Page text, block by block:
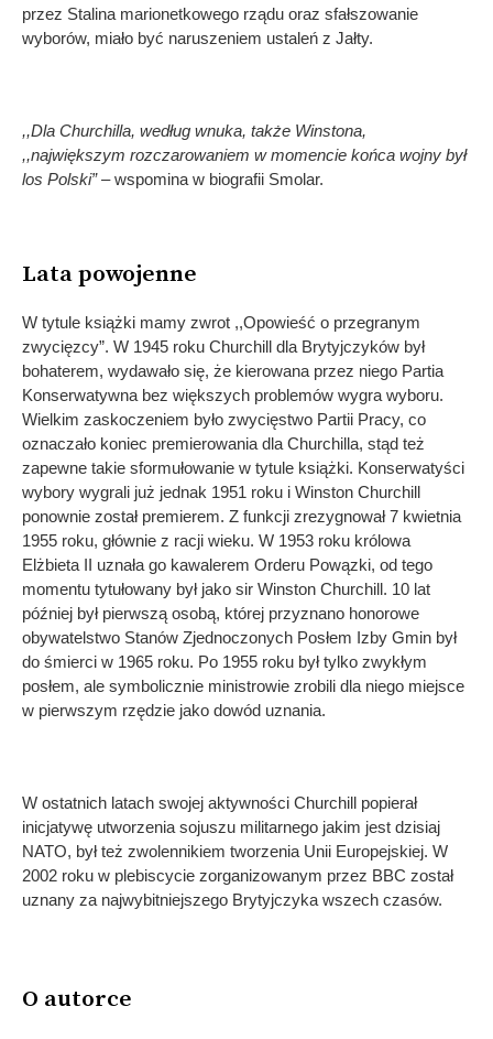
przez Stalina marionetkowego rządu oraz sfałszowanie
wyborów, miało być naruszeniem ustaleń z Jałty.
,,Dla Churchilla, według wnuka, także Winstona,
,,największym rozczarowaniem w momencie końca wojny był
los Polski” –wspomina w biografii Smolar.
Lata powojenne
W tytule książki mamy zwrot ,,Opowieść o przegranym
zwycięzcy”. W 1945 roku Churchill dla Brytyjczyków był
bohaterem, wydawało się, że kierowana przez niego Partia
Konserwatywna bez większych problemów wygra wyboru.
Wielkim zaskoczeniem było zwycięstwo Partii Pracy, co
oznaczało koniec premierowania dla Churchilla, stąd też
zapewne takie sformułowanie w tytule książki. Konserwatyści
wybory wygrali już jednak 1951 roku i Winston Churchill
ponownie został premierem. Z funkcji zrezygnował 7 kwietnia
1955 roku, głównie z racji wieku. W 1953 roku królowa
Elżbieta II uznała go kawalerem Orderu Powązki, od tego
momentu tytułowany był jako sir Winston Churchill. 10 lat
później był pierwszą osobą, której przyznano honorowe
obywatelstwo Stanów Zjednoczonych Posłem Izby Gmin był
do śmierci w 1965 roku. Po 1955 roku był tylko zwykłym
posłem, ale symbolicznie ministrowie zrobili dla niego miejsce
w pierwszym rzędzie jako dowód uznania.
W ostatnich latach swojej aktywności Churchill popierał
inicjatywę utworzenia sojuszu militarnego jakim jest dzisiaj
NATO, był też zwolennikiem tworzenia Unii Europejskiej. W
2002 roku w plebiscycie zorganizowanym przez BBC został
uznany za najwybitniejszego Brytyjczyka wszech czasów.
O autorce